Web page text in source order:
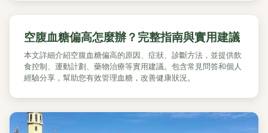
空腹血糖偏高怎麼辦？完整指南與實用建議
本文詳細介紹空腹血糖偏高的原因、症狀、診斷方法，並提供飲
食控制、運動計劃、藥物治療等實用建議。包含常見問答和個人
經驗分享，幫助您有效管理血糖，改善健康狀況。